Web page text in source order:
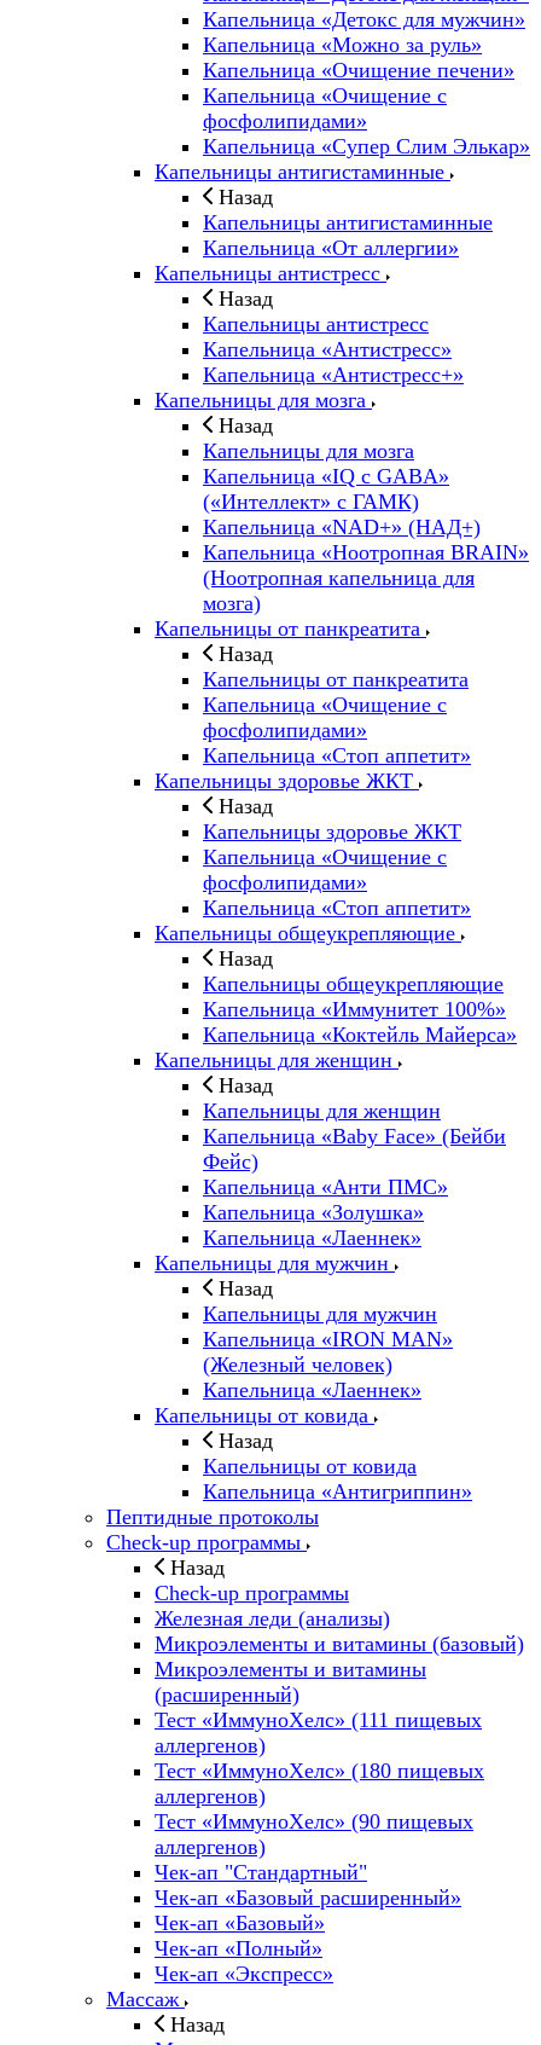
Капельница «Детокс для мужчин»
Капельница «Можно за руль»
Капельница «Очищение печени»
Капельница «Очищение с
фосфолипидами»
Капельница «Супер Слим Элькар»
Капельницы антигистаминные
Назад
Капельницы антигистаминные
Капельница «От аллергии»
Капельницы антистресс
Назад
Капельницы антистресс
Капельница «Антистресс»
Капельница «Антистресс+»
Капельницы для мозга
Назад
Капельницы для мозга
Капельница «IQ с GABA»
(«Интеллект» с ГАМК)
Капельница «NAD+» (НАД+)
Капельница «Ноотропная BRAIN»
(Ноотропная капельница для
мозга)
Капельницы от панкреатита
Назад
Капельницы от панкреатита
Капельница «Очищение с
фосфолипидами»
Капельница «Стоп аппетит»
Капельницы здоровье ЖКТ
Назад
Капельницы здоровье ЖКТ
Капельница «Очищение с
фосфолипидами»
Капельница «Стоп аппетит»
Капельницы общеукрепляющие
Назад
Капельницы общеукрепляющие
Капельница «Иммунитет 100%»
Капельница «Коктейль Майерса»
Капельницы для женщин
Назад
Капельницы для женщин
Капельница «Baby Face» (Бейби
Фейс)
Капельница «Анти ПМС»
Капельница «Золушка»
Капельница «Лаеннек»
Капельницы для мужчин
Назад
Капельницы для мужчин
Капельница «IRON MAN»
(Железный человек)
Капельница «Лаеннек»
Капельницы от ковида
Назад
Капельницы от ковида
Капельница «Антигриппин»
Пептидные протоколы
Check-up программы
Назад
Check-up программы
Железная леди (анализы)
Микроэлементы и витамины (базовый)
Микроэлементы и витамины
(расширенный)
Тест «ИммуноХелс» (111 пищевых
аллергенов)
Тест «ИммуноХелс» (180 пищевых
аллергенов)
Тест «ИммуноХелс» (90 пищевых
аллергенов)
Чек-ап "Стандартный"
Чек-ап «Базовый расширенный»
Чек-ап «Базовый»
Чек-ап «Полный»
Чек-ап «Экспресс»
Массаж
Назад